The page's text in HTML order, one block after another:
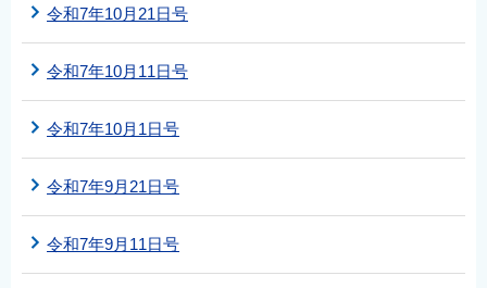
令和7年10月21日号
令和7年10月11日号
令和7年10月1日号
令和7年9月21日号
令和7年9月11日号